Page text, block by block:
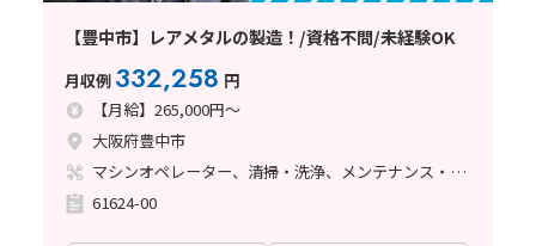
【豊中市】レアメタルの製造！/資格不問/未経験OK
月収例 332,258 円
【月給】265,000円～
大阪府豊中市
マシンオペレーター、清掃・洗浄、メンテナンス・保全、玉掛け・クレーン
61624-00